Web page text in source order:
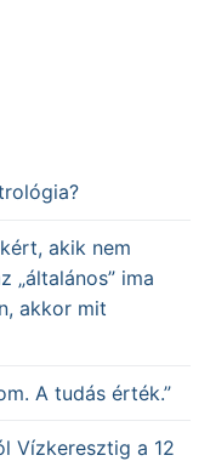
akik nem
„általános” ima
akkor mit
A tudás érték.”
Vízkeresztig a 12